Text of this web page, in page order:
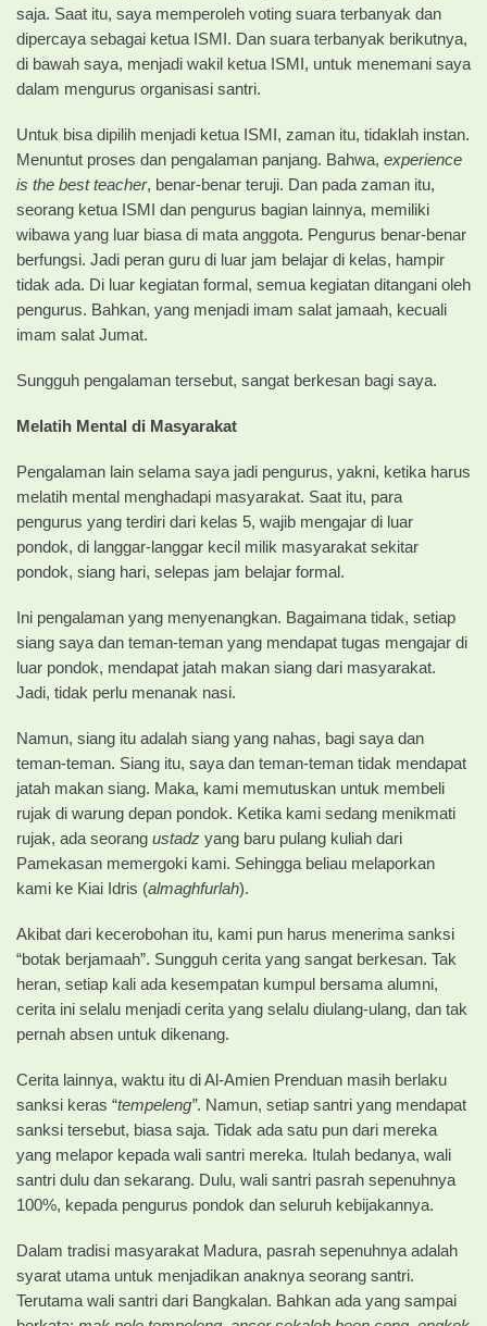
saja. Saat itu, saya memperoleh voting suara terbanyak dan
dipercaya sebagai ketua ISMI. Dan suara terbanyak berikutnya,
di bawah saya, menjadi wakil ketua ISMI, untuk menemani saya
dalam mengurus organisasi santri.
Untuk bisa dipilih menjadi ketua ISMI, zaman itu, tidaklah instan.
Menuntut proses dan pengalaman panjang. Bahwa, experience
is the best teacher, benar-benar teruji. Dan pada zaman itu,
seorang ketua ISMI dan pengurus bagian lainnya, memiliki
wibawa yang luar biasa di mata anggota. Pengurus benar-benar
berfungsi. Jadi peran guru di luar jam belajar di kelas, hampir
tidak ada. Di luar kegiatan formal, semua kegiatan ditangani oleh
pengurus. Bahkan, yang menjadi imam salat jamaah, kecuali
imam salat Jumat.
Sungguh pengalaman tersebut, sangat berkesan bagi saya.
Melatih Mental di Masyarakat
Pengalaman lain selama saya jadi pengurus, yakni, ketika harus
melatih mental menghadapi masyarakat. Saat itu, para
pengurus yang terdiri dari kelas 5, wajib mengajar di luar
pondok, di langgar-langgar kecil milik masyarakat sekitar
pondok, siang hari, selepas jam belajar formal.
Ini pengalaman yang menyenangkan. Bagaimana tidak, setiap
siang saya dan teman-teman yang mendapat tugas mengajar di
luar pondok, mendapat jatah makan siang dari masyarakat.
Jadi, tidak perlu menanak nasi.
Namun, siang itu adalah siang yang nahas, bagi saya dan
teman-teman. Siang itu, saya dan teman-teman tidak mendapat
jatah makan siang. Maka, kami memutuskan untuk membeli
rujak di warung depan pondok. Ketika kami sedang menikmati
rujak, ada seorang ustadz yang baru pulang kuliah dari
Pamekasan memergoki kami. Sehingga beliau melaporkan
kami ke Kiai Idris (almaghfurlah).
Akibat dari kecerobohan itu, kami pun harus menerima sanksi
“botak berjamaah”. Sungguh cerita yang sangat berkesan. Tak
heran, setiap kali ada kesempatan kumpul bersama alumni,
cerita ini selalu menjadi cerita yang selalu diulang-ulang, dan tak
pernah absen untuk dikenang.
Cerita lainnya, waktu itu di Al-Amien Prenduan masih berlaku
sanksi keras “tempeleng”. Namun, setiap santri yang mendapat
sanksi tersebut, biasa saja. Tidak ada satu pun dari mereka
yang melapor kepada wali santri mereka. Itulah bedanya, wali
santri dulu dan sekarang. Dulu, wali santri pasrah sepenuhnya
100%, kepada pengurus pondok dan seluruh kebijakannya.
Dalam tradisi masyarakat Madura, pasrah sepenuhnya adalah
syarat utama untuk menjadikan anaknya seorang santri.
Terutama wali santri dari Bangkalan. Bahkan ada yang sampai